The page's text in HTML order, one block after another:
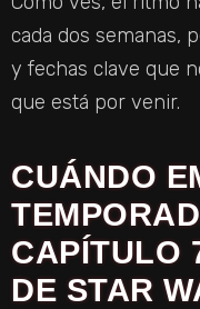
cada dos semanas,
y fechas clave que
que está por venir.
CUÁNDO
CAPÍTULO
DE STAR